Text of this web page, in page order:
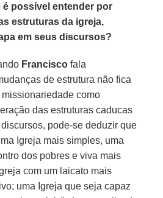
é possível entender por
estruturas da igreja,
em seus discursos?
Francisco fala
de estrutura não fica
como
das estruturas caducas
pode-se deduzir que
Igreja mais simples, uma
dos pobres e viva mais
com um laicato mais
uma Igreja que seja capaz